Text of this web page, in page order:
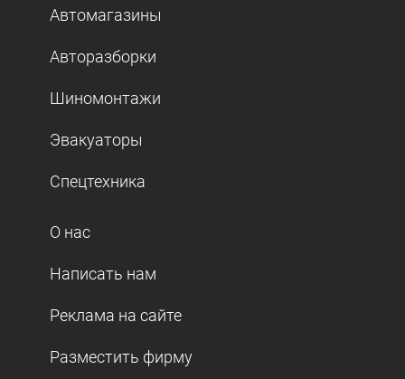
Автомагазины
Авторазборки
Шиномонтажи
Эвакуаторы
Спецтехника
О нас
Написать нам
Реклама на сайте
Разместить фирму